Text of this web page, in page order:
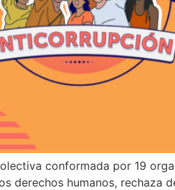
conformada por 19
derechos humanos, rechaza